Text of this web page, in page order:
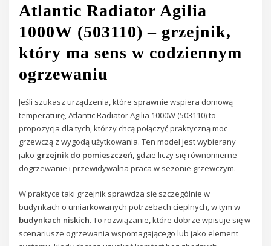
Atlantic Radiator Agilia
1000W (503110) – grzejnik,
który ma sens w codziennym
ogrzewaniu
Jeśli szukasz urządzenia, które sprawnie wspiera domową
temperaturę, Atlantic Radiator Agilia 1000W (503110) to
propozycja dla tych, którzy chcą połączyć praktyczną moc
grzewczą z wygodą użytkowania. Ten model jest wybierany
jako grzejnik do pomieszczeń, gdzie liczy się równomierne
dogrzewanie i przewidywalna praca w sezonie grzewczym.
W praktyce taki grzejnik sprawdza się szczególnie w
budynkach o umiarkowanych potrzebach cieplnych, w tym w
budynkach niskich. To rozwiązanie, które dobrze wpisuje się w
scenariusze ogrzewania wspomagającego lub jako element